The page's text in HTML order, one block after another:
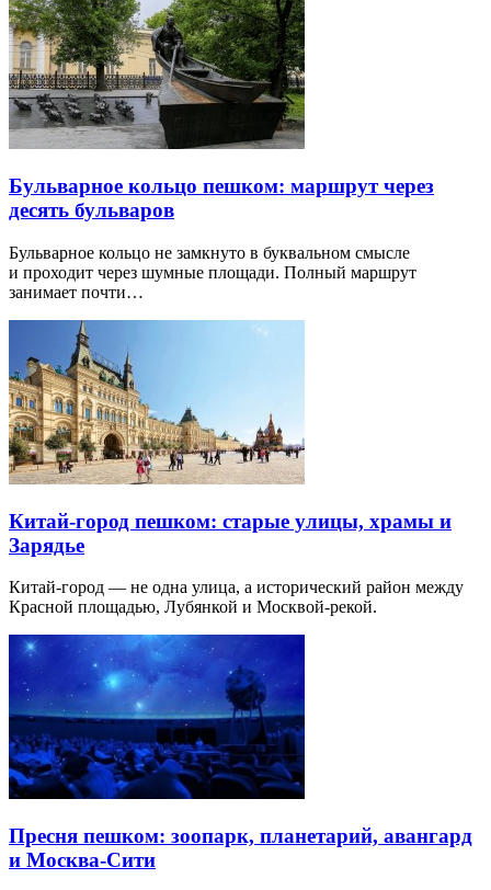
Бульварное кольцо пешком: маршрут через
десять бульваров
Бульварное кольцо не замкнуто в буквальном смысле
и проходит через шумные площади. Полный маршрут
занимает почти…
Китай-город пешком: старые улицы, храмы и
Зарядье
Китай-город — не одна улица, а исторический район между
Красной площадью, Лубянкой и Москвой-рекой.
Пресня пешком: зоопарк, планетарий, авангард
и Москва-Сити